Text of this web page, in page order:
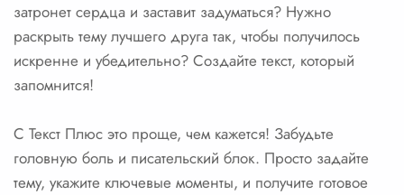
затронет сердца и заставит задуматься? Нужно
раскрыть тему лучшего друга так, чтобы получилось
искренне и убедительно? Создайте текст, который
запомнится!
С Текст Плюс это проще, чем кажется! Забудьте
головную боль и писательский блок. Просто задайте
тему, укажите ключевые моменты, и получите готовое